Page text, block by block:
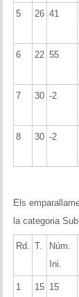
5 26 41
6 22 55
7 30 -2
8 30 -2
Els
la categoria
Rd. T.
Núm.
Ini.
1 15 15